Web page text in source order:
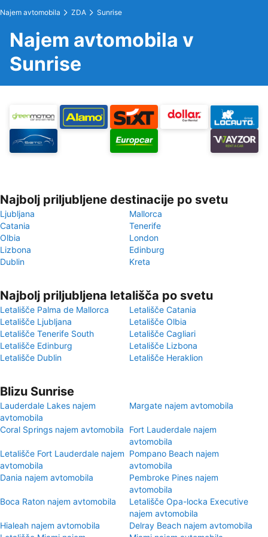
Najem avtomobila ZDA Sunrise
Najem avtomobila v
Sunrise
Najbolj priljubljene destinacije po svetu
Ljubljana
Mallorca
Catania
Tenerife
Olbia
London
Lizbona
Edinburg
Dublin
Kreta
Najbolj priljubljena letališča po svetu
Letališče Palma de Mallorca
Letališče Catania
Letališče Ljubljana
Letališče Olbia
Letališče Tenerife South
Letališče Cagliari
Letališče Edinburg
Letališče Lizbona
Letališče Dublin
Letališče Heraklion
Blizu Sunrise
Lauderdale Lakes najem
avtomobila
Margate najem avtomobila
Coral Springs najem avtomobila
Fort Lauderdale najem
avtomobila
Letališče Fort Lauderdale najem
avtomobila
Pompano Beach najem
avtomobila
Dania najem avtomobila
Pembroke Pines najem
avtomobila
Boca Raton najem avtomobila
Letališče Opa-locka Executive
najem avtomobila
Hialeah najem avtomobila
Delray Beach najem avtomobila